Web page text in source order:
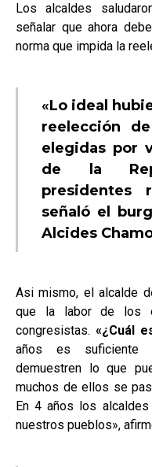
Los alcaldes
señalar que ahora
norma que impida la
«Lo ideal
reelección
elegidas por
de la
presidentes
señaló el
Alcides
Asi mismo, el alcalde
que la labor de los
congresistas. «¿Cuál
años es suficiente
demuestren lo que
muchos de ellos se
En 4 años los
nuestros pueblos»,